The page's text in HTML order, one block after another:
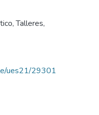
,Talleres,
ues21/29301